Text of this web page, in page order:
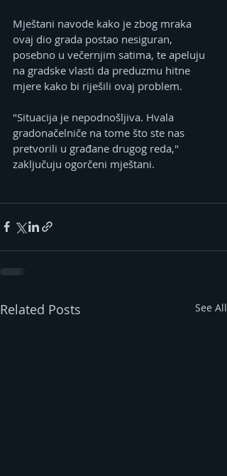
Mještani navode kako je zbog mraka
ovaj dio grada postao nesiguran,
posebno u večernjim satima, te apeluju
na gradske vlasti da preduzmu hitne
mjere kako bi riješili ovaj problem.
"Situacija je nepodnošljiva. Hvala
gradonačelniče na tome što ste nas
pretvorili u građane drugog reda,"
zaključuju ogorčeni mještani.
Related Posts See All